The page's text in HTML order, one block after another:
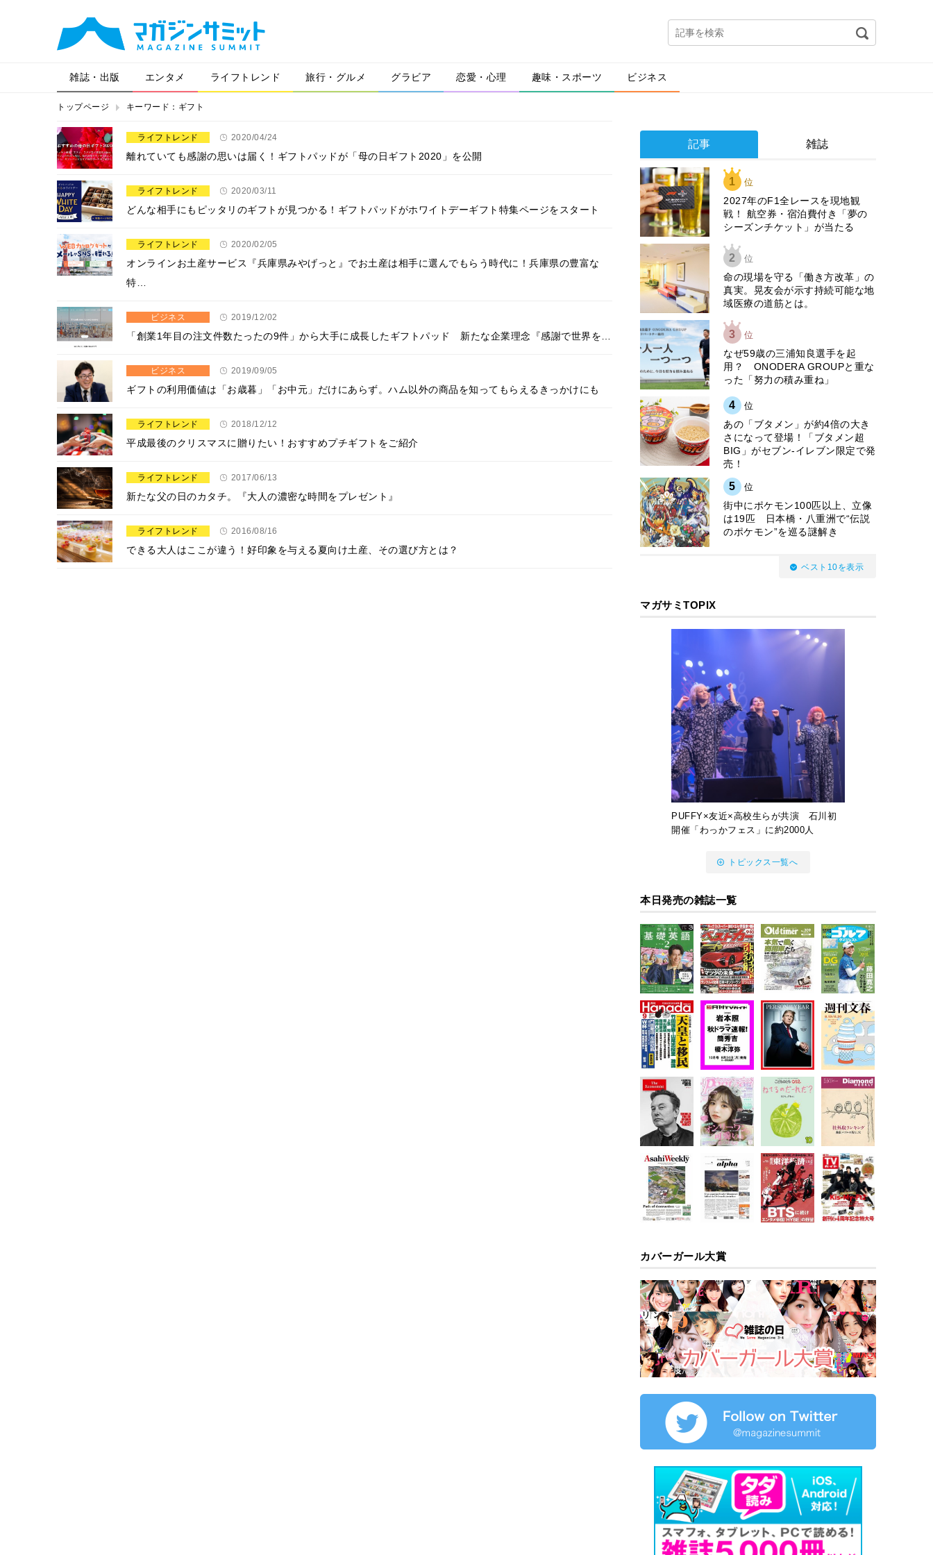
雑誌・出版 エンタメ ライフトレンド 旅行・グルメ グラビア 恋愛・心理 趣味・スポーツ ビジネス
トップページ キーワード：ギフト
ライフトレンド 2020/04/24
離れていても感謝の思いは届く！ギフトパッドが「母の日ギフト2020」を公開
ライフトレンド 2020/03/11
どんな相手にもピッタリのギフトが見つかる！ギフトパッドがホワイトデーギフト特集ページをスタート
ライフトレンド 2020/02/05
オンラインお土産サービス『兵庫県みやげっと』でお土産は相手に選んでもらう時代に！兵庫県の豊富な
特…
ビジネス 2019/12/02
「創業1年目の注文件数たったの9件」から大手に成長したギフトパッド 新たな企業理念『感謝で世界を…
ビジネス 2019/09/05
ギフトの利用価値は「お歳暮」「お中元」だけにあらず。ハム以外の商品を知ってもらえるきっかけにも
ライフトレンド 2018/12/12
平成最後のクリスマスに贈りたい！おすすめプチギフトをご紹介
ライフトレンド 2017/06/13
新たな父の日のカタチ。『大人の濃密な時間をプレゼント』
ライフトレンド 2016/08/16
できる大人はここが違う！好印象を与える夏向け土産、その選び方とは？
記事 雑誌
1 位
2027年のF1全レースを現地観
戦！ 航空券・宿泊費付き「夢の
シーズンチケット」が当たる
2 位
​命の現場を守る「働き方改革」の
真実。晃友会が示す持続可能な地
域医療の道筋とは。
3 位
なぜ59歳の三浦知良選手を起
用？ ONODERA GROUPと重な
った「努力の積み重ね」
4 位
あの「ブタメン」が約4倍の大き
さになって登場！「ブタメン超
BIG」がセブン‐イレブン限定で発
売！
5 位
街中にポケモン100匹以上、立像
は19匹 日本橋・八重洲で“伝説
のポケモン”を巡る謎解き
ベスト10を表示
マガサミTOPIX
PUFFY×友近×高校生らが共演 石川初
開催「わっかフェス」に約2000人
トピックス一覧へ
本日発売の雑誌一覧
カバーガール大賞